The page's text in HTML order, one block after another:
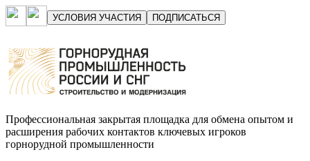
УСЛОВИЯ УЧАСТИЯ ПОДПИСАТЬСЯ
Профессиональная закрытая площадка для обмена опытом и
расширения рабочих контактов ключевых игроков
горнорудной промышленности